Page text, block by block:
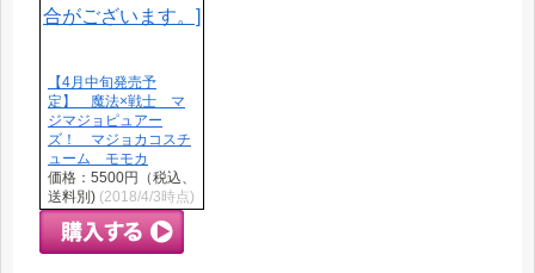
【4月中旬発売予
定】 魔法×戦士 マ
ジマジョピュアー
ズ！ マジョカコスチ
ューム モモカ
価格：5500円（税込、
送料別) (2018/4/3時点)